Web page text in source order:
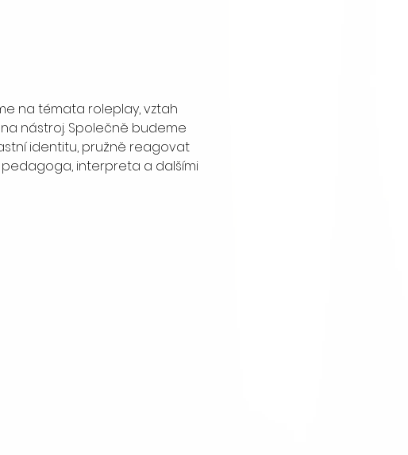
na témata roleplay, vztah
nástroj. Společně budeme
identitu, pružně reagovat
pedagoga, interpreta a dalšími